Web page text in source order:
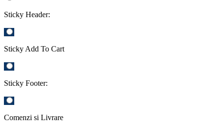
Sticky Header:
Sticky Add To Cart
Sticky Footer:
Comenzi si Livrare